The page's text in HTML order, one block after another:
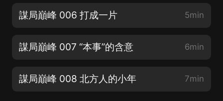
謀局巔峰 006 打成一片 5min
謀局巔峰 007 “本事”的含意 6min
謀局巔峰 008 北方人的小年 7min